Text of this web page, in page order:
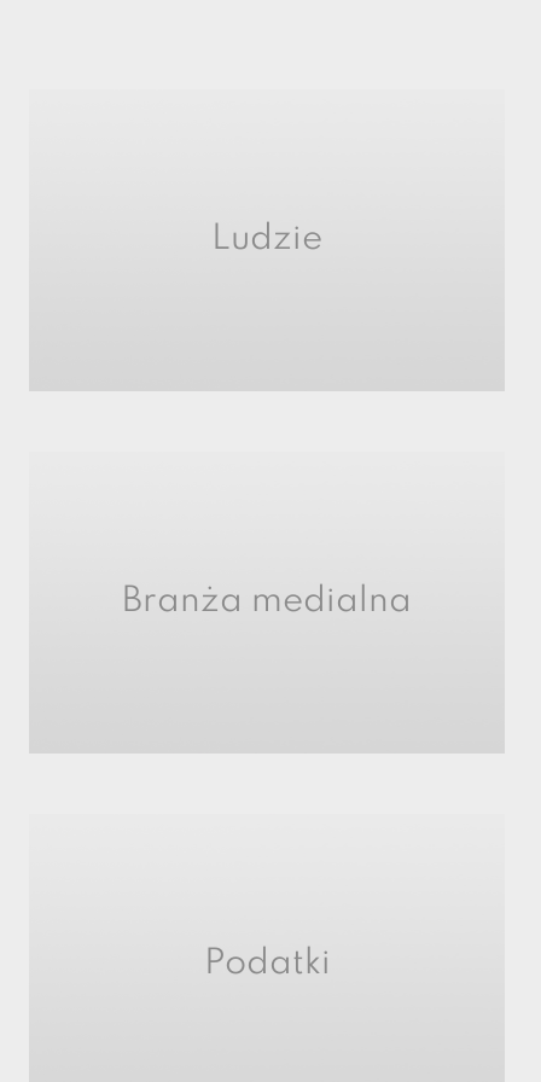
Ludzie
Branża medialna
Podatki